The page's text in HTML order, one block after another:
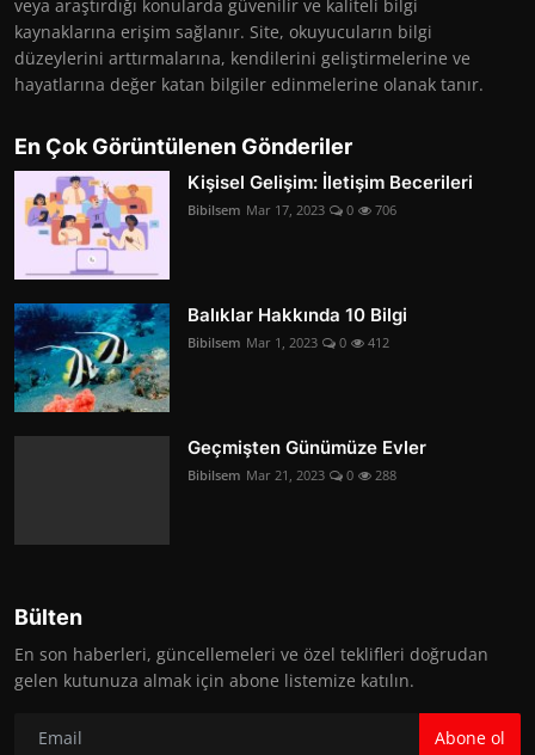
veya araştırdığı konularda güvenilir ve kaliteli bilgi
kaynaklarına erişim sağlanır. Site, okuyucuların bilgi
düzeylerini arttırmalarına, kendilerini geliştirmelerine ve
hayatlarına değer katan bilgiler edinmelerine olanak tanır.
En Çok Görüntülenen Gönderiler
Kişisel Gelişim: İletişim Becerileri
Bibilsem Mar 17, 2023 0 706
Balıklar Hakkında 10 Bilgi
Bibilsem Mar 1, 2023 0 412
Geçmişten Günümüze Evler
Bibilsem Mar 21, 2023 0 288
Bülten
En son haberleri, güncellemeleri ve özel teklifleri doğrudan
gelen kutunuza almak için abone listemize katılın.
Abone ol